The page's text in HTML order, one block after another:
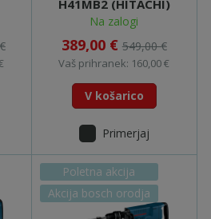
H41MB2 (HITACHI)
Na zalogi
389,00 € 549,00 €
Vaš prihranek: 160,00 €
V košarico
Primerjaj
Poletna akcija
Akcija bosch orodja